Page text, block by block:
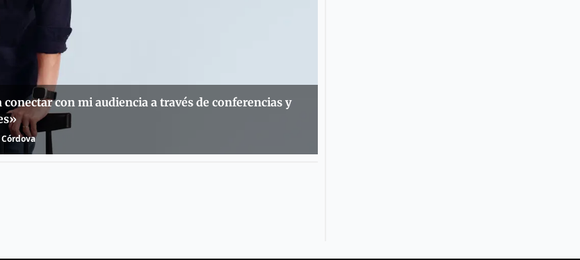
con mi audiencia a través de conferencias y